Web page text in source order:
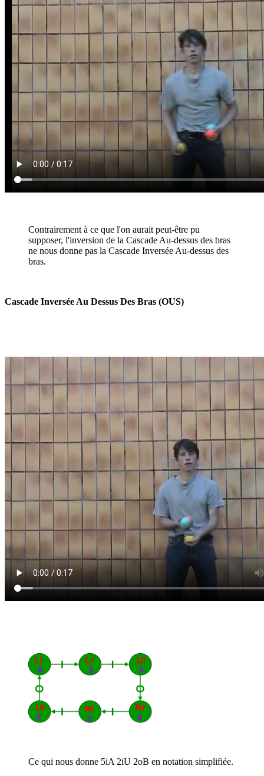
Contrairement à ce que l'on aurait peut-être pu
supposer, l'inversion de la Cascade Au-dessus des bras
ne nous donne pas la Cascade Inversée Au-dessus des
bras.
Cascade Inversée Au Dessus Des Bras (OUS)
Ce qui nous donne 5iA 2iU 2oB en notation simplifiée.